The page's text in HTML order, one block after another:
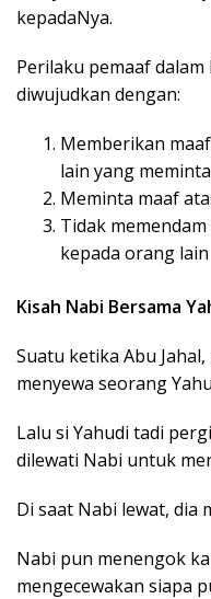
kepadaNya.
Perilaku pemaaf
diwujudkan dengan:
Memberikan
lain yang
Meminta maaf
Tidak
kepada orang lain
Kisah Nabi Bersama
Suatu ketika Abu
menyewa seorang
Lalu si Yahudi tadi
dilewati Nabi untuk
Di saat Nabi lewat, dia
Nabi pun menengok
mengecewakan siapa